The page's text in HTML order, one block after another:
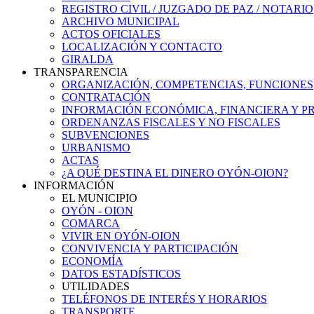
REGISTRO CIVIL / JUZGADO DE PAZ / NOTARIO
ARCHIVO MUNICIPAL
ACTOS OFICIALES
LOCALIZACIÓN Y CONTACTO
GIRALDA
TRANSPARENCIA
ORGANIZACIÓN, COMPETENCIAS, FUNCIONES
CONTRATACIÓN
INFORMACIÓN ECONÓMICA, FINANCIERA Y
ORDENANZAS FISCALES Y NO FISCALES
SUBVENCIONES
URBANISMO
ACTAS
¿A QUÉ DESTINA EL DINERO OYÓN-OION?
INFORMACIÓN
EL MUNICIPIO
OYÓN - OION
COMARCA
VIVIR EN OYÓN-OION
CONVIVENCIA Y PARTICIPACIÓN
ECONOMÍA
DATOS ESTADÍSTICOS
UTILIDADES
TELÉFONOS DE INTERÉS Y HORARIOS
TRANSPORTE